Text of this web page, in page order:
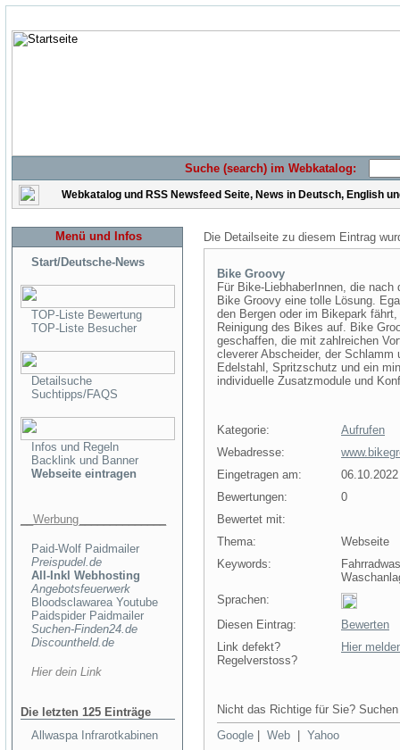
Suche (search) im Webkatalog:
Webkatalog und RSS Newsfeed Seite, News in Deutsch, English
Menü und Infos
Start/Deutsche-News
TOP-Liste Bewertung
TOP-Liste Besucher
Detailsuche
Suchtipps/FAQS
Infos und Regeln
Backlink und Banner
Webseite eintragen
__Werbung______________
Paid-Wolf Paidmailer
Preispudel.de
All-Inkl Webhosting
Angebotsfeuerwerk
Bloodsclawarea Youtube
Paidspider Paidmailer
Suchen-Finden24.de
Discountheld.de
Hier dein Link
Die letzten 125 Einträge
Allwaspa Infrarotkabinen
Die Detailseite zu diesem Eintrag
Bike Groovy
Für Bike-LiebhaberInnen, die
Bike Groovy eine tolle Lösung.
den Bergen oder im Bikepark
Reinigung des Bikes auf. Bike
geschaffen, die mit zahlreichen
cleverer Abscheider, der
Edelstahl, Spritzschutz und ein
individuelle Zusatzmodule und
Kategorie:
Aufrufen
Webadresse:
Eingetragen am:
06.10.2022
Bewertungen:
0
Bewertet mit:
Thema:
Webseite
Keywords:
Sprachen:
Diesen Eintrag:
Bewerten
Link defekt?
Regelverstoss?
Hier
Nicht das Richtige für Sie?
Google
Web Yahoo